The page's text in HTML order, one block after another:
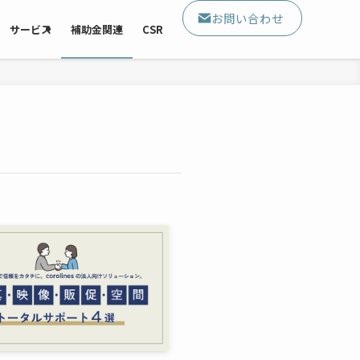
サービス 補助金関連 CSR
お問い合わせ